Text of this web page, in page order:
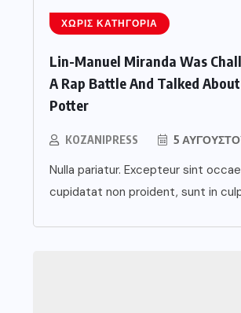
ΧΩΡΊΣ ΚΑΤΗΓΟΡΊΑ
Lin-Manuel Miranda Was
A Rap Battle And Talked
Potter
KOZANIPRESS 5
Nulla pariatur. Excepteur sint
cupidatat non proident, sunt in